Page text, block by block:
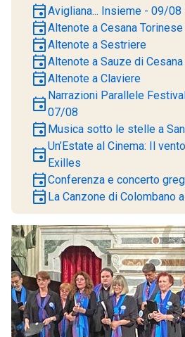
eventAvigliana... Insieme - 09/08
eventAltenote a Cesana Torinese
eventAltenote a Sestriere
eventAltenote a Sauze di Cesana
eventAltenote a Claviere
event Narrazioni Parallele
07/08
event Musica sotto le stelle a
eventUn’Estate al Cinema: Il
Exilles
eventConferenza e concerto
event La Canzone di Colombano